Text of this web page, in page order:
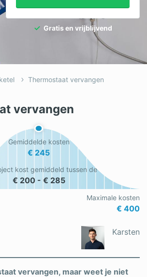
Gratis en vrijblijvend
Thermostaat vervangen
vervangen
Gemiddelde kosten
€ 245
Maximale kosten
€ 400
kost gemiddeld tussen de
€ 200 - € 285
Karsten
vervangen, maar weet je niet